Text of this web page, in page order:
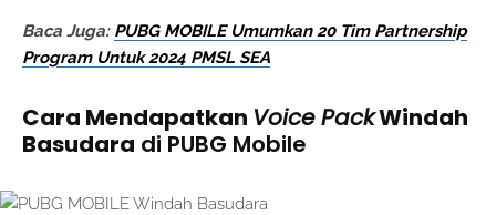
Baca Juga: PUBG MOBILE Umumkan 20 Tim Partnership
Program Untuk 2024 PMSL SEA
Cara Mendapatkan Voice PackWindah
Basudara di PUBG Mobile